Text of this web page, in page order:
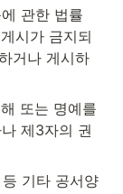
관한 법률
시가 금지되
거나 게시하
또는 명예를
제3자의 권
기타 공서양